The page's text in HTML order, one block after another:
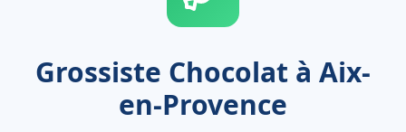
Grossiste Chocolat à Aix-
en-Provence